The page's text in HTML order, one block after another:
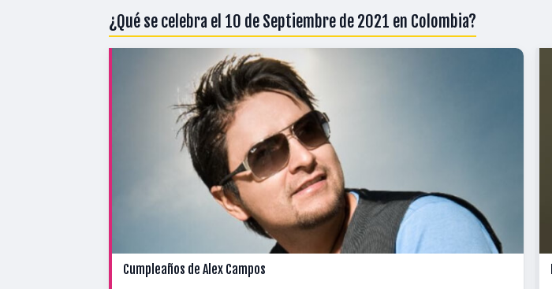
¿Qué se celebra el 10 de Septiembre de 2021 en Colombia?
Cumpleaños de Alex Campos